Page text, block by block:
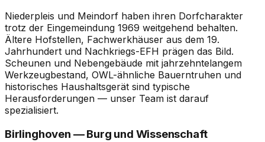
Niederpleis und Meindorf haben ihren Dorfcharakter
trotz der Eingemeindung 1969 weitgehend behalten.
Ältere Hofstellen, Fachwerkhäuser aus dem 19.
Jahrhundert und Nachkriegs-EFH prägen das Bild.
Scheunen und Nebengebäude mit jahrzehntelangem
Werkzeugbestand, OWL-ähnliche Bauerntruhen und
historisches Haushaltsgerät sind typische
Herausforderungen — unser Team ist darauf
spezialisiert.
Birlinghoven — Burg und Wissenschaft